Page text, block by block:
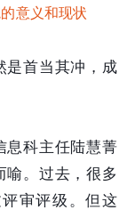
意义和现状
是首当其冲，成
息科主任陆慧菁
喻。过去，很多
审评级。但这